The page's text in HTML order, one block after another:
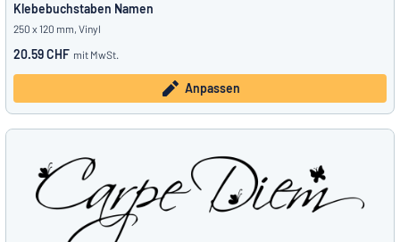
Klebebuchstaben Namen
250 x 120 mm, Vinyl
20.59 CHF mit MwSt.
Anpassen